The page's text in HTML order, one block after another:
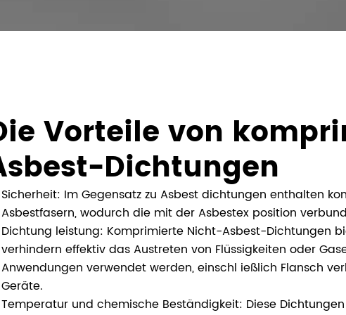
Vorteile von
Dichtungen
Sicherheit: Im Gegensatz zu Asbest dichtungen enthalten
Asbestfasern, wodurch die mit der Asbestex position
Dichtung leistung: Komprimierte Nicht-Asbest-Dichtungen
verhindern effektiv das Austreten von Flüssigkeiten oder
Anwendungen verwendet werden, einschl ießlich Flansch
Geräte.
Temperatur und chemische Beständigkeit: Diese